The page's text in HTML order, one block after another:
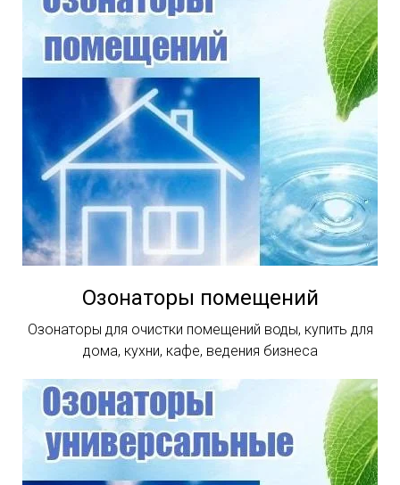
Озонаторы помещений
Озонаторы для очистки помещений воды, купить для
дома, кухни, кафе, ведения бизнеса